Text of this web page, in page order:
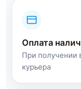
Оплата
При получении
курьера